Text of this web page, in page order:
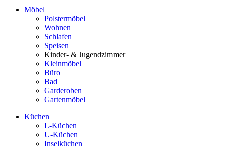
Möbel
Polstermöbel
Wohnen
Schlafen
Speisen
Kinder- & Jugendzimmer
Kleinmöbel
Büro
Bad
Garderoben
Gartenmöbel
Küchen
L-Küchen
U-Küchen
Inselküchen